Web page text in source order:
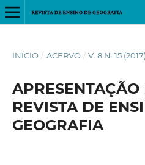
INÍCIO / ACERVO / V. 8 N. 15 (2017)
APRESENTAÇÃO
REVISTA DE
GEOGRAFIA